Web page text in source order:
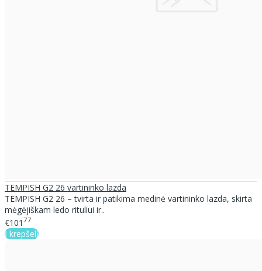
TEMPISH G2 26 vartininko lazda
TEMPISH G2 26 – tvirta ir patikima medinė vartininko lazda, skirta
mėgėjiškam ledo rituliui ir..
€101 77
Į krepšelį